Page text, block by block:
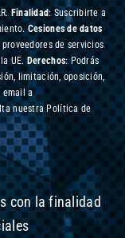
Finalidad: Suscribirte a
Cesiones de datos
de servicios
UE. Derechos: Podrás
limitación, oposición,
email a
nuestra Política de
con la finalidad